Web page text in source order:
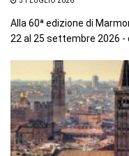
Alla 60ª edizione di
22 al 25 settembre 2026 -